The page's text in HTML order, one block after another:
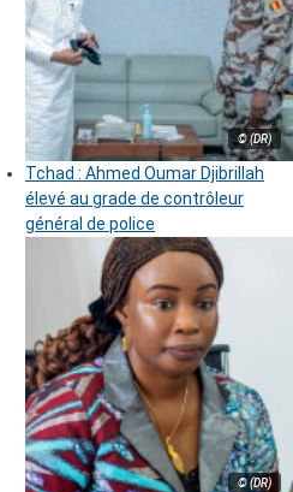
© (DR)
Tchad : Ahmed Oumar Djibrillah
élevé au grade de contrôleur
général de police
© (DR)